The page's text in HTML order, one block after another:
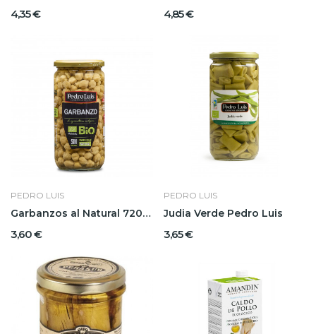
4,35 € 4,85 €
PEDRO LUIS
Garbanzos al Natural 720grs Pedro Luis
3,60 €
PEDRO LUIS
Judia Verde Pedro Luis
3,65 €